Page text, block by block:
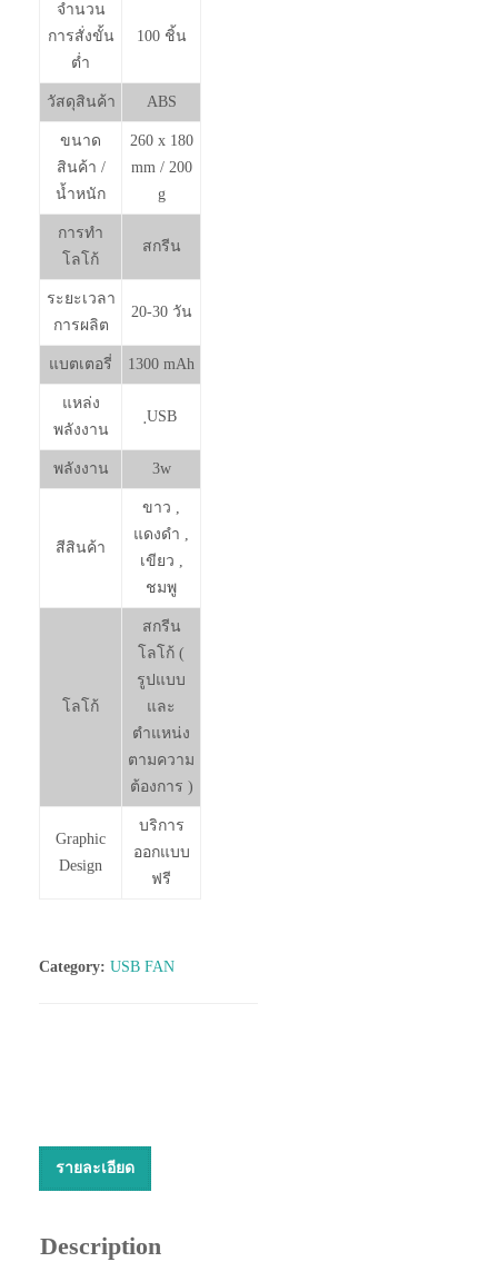
จำนวน
การสั่งขั้น
ต่ำ
100 ชิ้น
วัสดุสินค้า ABS
ขนาด
สินค้า /
น้ำหนัก
260 x 180
mm / 200
g
การทำ
โลโก้
สกรีน
ระยะเวลา
การผลิต
20-30 วัน
แบตเตอรี่ 1300 mAh
แหล่ง
พลังงาน
ฺUSB
พลังงาน 3w
สีสินค้า
ขาว ,
แดงดำ ,
เขียว ,
ชมพู
โลโก้
สกรีน
โลโก้ (
รูปแบบ
และ
ตำแหน่ง
ตามความ
ต้องการ )
Graphic
Design
บริการ
ออกแบบ
ฟรี
Category: USB FAN
รายละเอียด
Description